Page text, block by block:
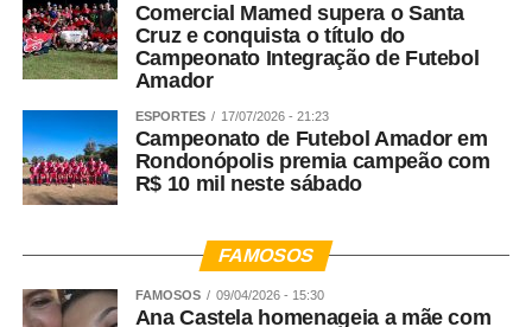
Comercial Mamed supera o Santa
Cruz e conquista o título do
Campeonato Integração de Futebol
Amador
ESPORTES 17/07/2026 - 21:23
Campeonato de Futebol Amador em
Rondonópolis premia campeão com
R$ 10 mil neste sábado
FAMOSOS
FAMOSOS 09/04/2026 - 15:30
Ana Castela homenageia a mãe com